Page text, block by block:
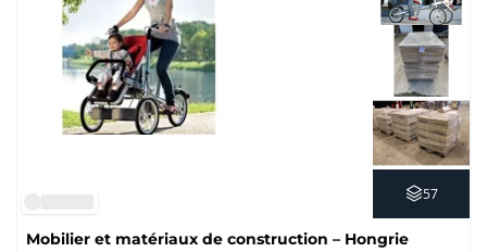
57
Mobilier et matériaux de construction – Hongrie